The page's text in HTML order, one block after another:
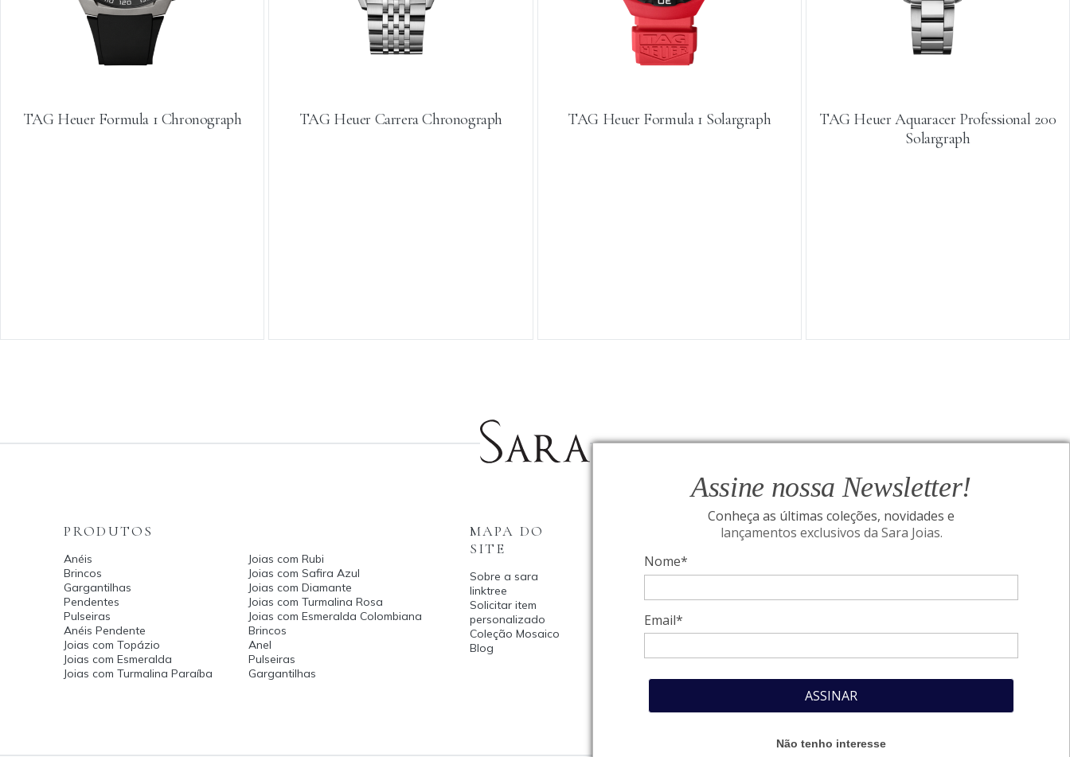
Assine nossa Newsletter!
Conheça as últimas coleções, novidades e
lançamentos exclusivos da Sara Joias.
Nome*
Email*
ASSINAR
Não tenho interesse
TAG Heuer Formula 1 Chronograph TAG Heuer Carrera Chronograph TAG Heuer Formula 1 Solargraph
TAG Heuer Aquaracer Professional 200
Solargraph
Seu e-mail
INSTITUCIONAL
Fale Conosco
Relógios BVLGARI
Condições de
privacidade
Catalogo Dia Dos Pais
Política de Privacidade
Meu cadastro
MAPA DO
SITE
Sobre a sara
linktree
Solicitar item
personalizado
Blog
Coleção Mosaico
PRODUTOS
Anéis
Brincos
Gargantilhas
Pendentes
Pulseiras
Anéis Pendente
Joias com Topázio
Joias com Esmeralda
Joias com Turmalina Paraíba
Joias com Rubi
Joias com Safira Azul
Joias com Diamante
Joias com Turmalina Rosa
Joias com Esmeralda Colombiana
Brincos
Anel
Pulseiras
Gargantilhas
SIGA-NOS